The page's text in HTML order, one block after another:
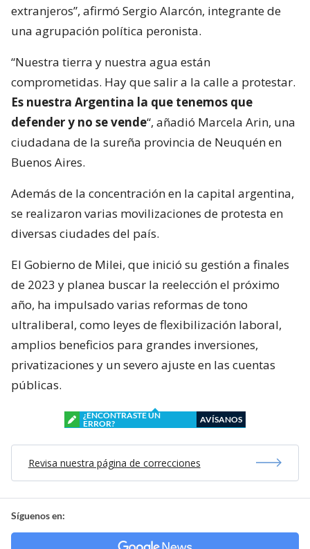
extranjeros”, afirmó Sergio Alarcón, integrante de
una agrupación política peronista.
“Nuestra tierra y nuestra agua están
comprometidas. Hay que salir a la calle a protestar.
Es nuestra Argentina la que tenemos que
defender y no se vende“, añadió Marcela Arin, una
ciudadana de la sureña provincia de Neuquén en
Buenos Aires.
Además de la concentración en la capital argentina,
se realizaron varias movilizaciones de protesta en
diversas ciudades del país.
El Gobierno de Milei, que inició su gestión a finales
de 2023 y planea buscar la reelección el próximo
año, ha impulsado varias reformas de tono
ultraliberal, como leyes de flexibilización laboral,
amplios beneficios para grandes inversiones,
privatizaciones y un severo ajuste en las cuentas
públicas.
¿ENCONTRASTE UN
ERROR?
AVÍSANOS
Revisa nuestra página de correcciones
Síguenos en: